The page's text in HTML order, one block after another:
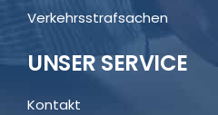
Verkehrsstrafsachen
UNSER SERVICE
Kontakt